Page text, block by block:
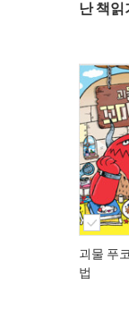
난 책읽
괴물 푸
법